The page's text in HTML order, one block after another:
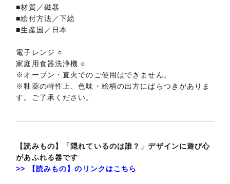
■材質／磁器
■絵付方法／下絵
■生産国／日本
電子レンジ ○
家庭用食器洗浄機 ○
※オーブン・直火でのご使用はできません。
※釉薬の特性上、色味・絵柄の出方にばらつきがありま
す。ご了承ください。
【読みもの】「隠れているのは誰？」デザインに遊び心
があふれる器です
>> 【読みもの】のリンクはこちら